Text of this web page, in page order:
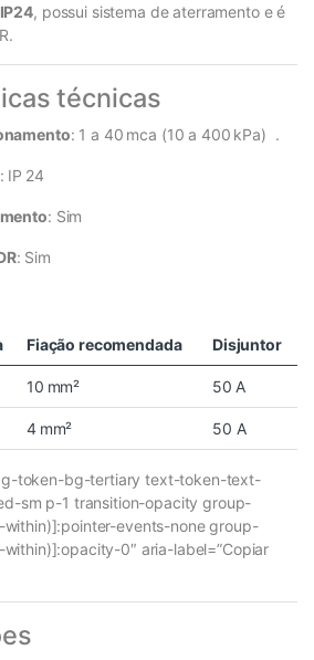
IP24, possui sistema de aterramento e é
.
técnicas
: 1 a 40 mca (10 a 400 kPa) .
: IP 24
: Sim
: Sim
Fiação recomendada Disjuntor
10 mm² 50 A
4 mm² 50 A
token-bg-tertiary text-token-text-
sm p-1 transition-opacity group-
events-none group-
0″ aria-label=”Copiar